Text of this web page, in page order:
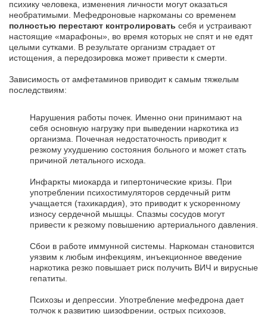
психику человека, изменения личности могут оказаться
необратимыми. Мефедроновые наркоманы со временем
полностью перестают контролировать себя и устраивают
настоящие «марафоны», во время которых не спят и не едят
целыми сутками. В результате организм страдает от
истощения, а передозировка может привести к смерти.
Зависимость от амфетаминов приводит к самым тяжелым
последствиям:
Нарушения работы почек. Именно они принимают на
себя основную нагрузку при выведении наркотика из
организма. Почечная недостаточность приводит к
резкому ухудшению состояния больного и может стать
причиной летального исхода.
Инфаркты миокарда и гипертонические кризы. При
употреблении психостимуляторов сердечный ритм
учащается (тахикардия), это приводит к ускоренному
износу сердечной мышцы. Спазмы сосудов могут
привести к резкому повышению артериального давления.
Сбои в работе иммунной системы. Наркоман становится
уязвим к любым инфекциям, инъекционное введение
наркотика резко повышает риск получить ВИЧ и вирусные
гепатиты.
Психозы и депрессии. Употребление мефедрона дает
толчок к развитию шизофрении, острых психозов,